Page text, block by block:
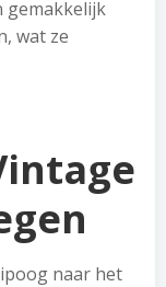
gemakkelijk
wat ze
naar het